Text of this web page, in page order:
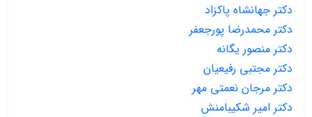
دکتر جهانشاه پاکزاد
دکتر محمدرضا پورجعفر
دکتر منصور یگانه
دکتر مجتبی رفیعیان
دکتر مرجان نعمتی مهر
دکتر امیر شکیبامنش